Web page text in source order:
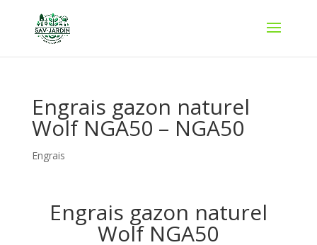
Engrais gazon naturel
Wolf NGA50 – NGA50
Engrais
Engrais gazon naturel
Wolf NGA50